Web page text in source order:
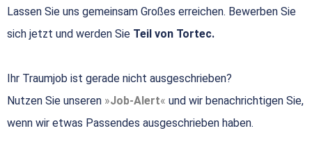
Lassen Sie uns gemeinsam Großes erreichen. Bewerben Sie
sich jetzt und werden Sie Teil von Tortec.
Ihr Traumjob ist gerade nicht ausgeschrieben?
Nutzen Sie unseren
Job-Alert
und wir benachrichtigen Sie,
wenn wir etwas Passendes ausgeschrieben haben.